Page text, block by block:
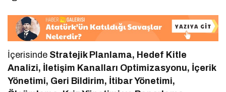
İçerisinde Stratejik Planlama, Hedef Kitle
Analizi, İletişim Kanalları Optimizasyonu, İçerik
Yönetimi, Geri Bildirim, İtibar Yönetimi,